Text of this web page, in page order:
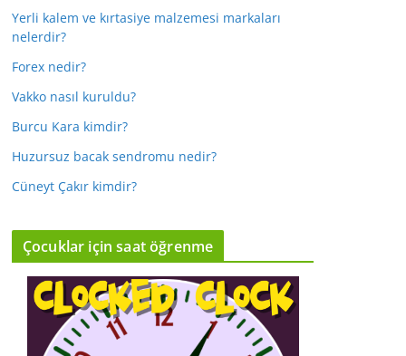
Yerli kalem ve kırtasiye malzemesi markaları
nelerdir?
Forex nedir?
Vakko nasıl kuruldu?
Burcu Kara kimdir?
Huzursuz bacak sendromu nedir?
Cüneyt Çakır kimdir?
Çocuklar için saat öğrenme